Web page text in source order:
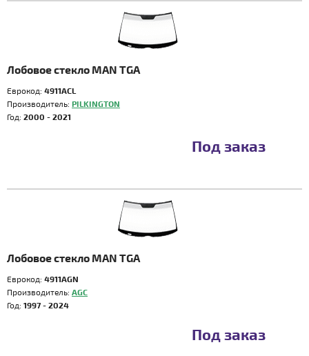
Лобовое стекло MAN TGA
Еврокод: 4911ACL
Производитель: PILKINGTON
Год: 2000 - 2021
Под заказ
Лобовое стекло MAN TGA
Еврокод: 4911AGN
Производитель: AGC
Год: 1997 - 2024
Под заказ